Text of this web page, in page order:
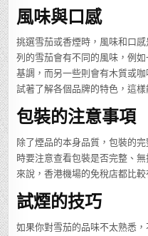
風味與口感
挑選雪茄或香煙時，風味和口
列的雪茄會有不同的風味，例
基調，而另一些則會有木質或
試著了解各個品牌的特色，這
包裝的注意事項
除了煙品的本身品質，包裝的
時要注意查看包裝是否完整、
來說，香港機場的免稅店都比
試煙的技巧
如果你對雪茄的品味不太熟悉